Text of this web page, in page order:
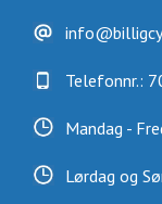
Telefonnr.:
Mandag -
Lørdag og